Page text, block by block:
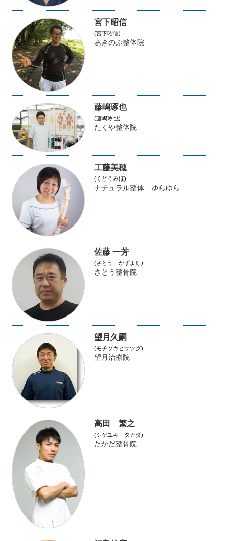
宮下昭信
(宮下昭信)
あきのぶ整体院
藤嶋琢也
(藤嶋琢也)
たくや整体院
工藤美穂
(くどうみほ)
ナチュラル整体 ゆらゆら
佐藤 一芳
(さとう かずよし)
さとう整骨院
望月久嗣
(モチヅキヒサツグ)
望月治療院
高田 繁之
(シゲユキ タカダ)
たかだ整骨院